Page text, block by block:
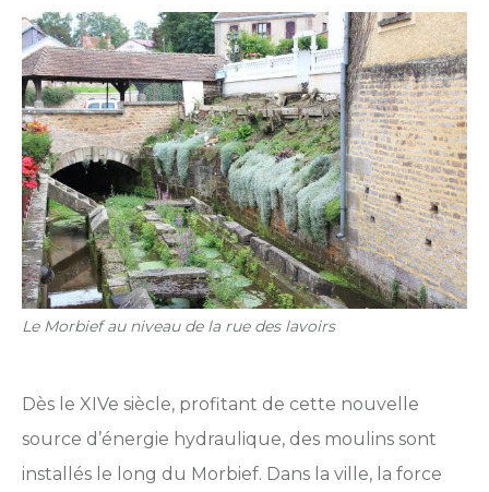
Le Morbief au niveau de la rue des lavoirs
Dès le XIVe siècle, profitant de cette nouvelle
source d’énergie hydraulique, des moulins sont
installés le long du Morbief. Dans la ville, la force